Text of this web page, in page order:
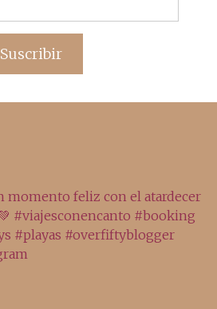
de
Suscribir